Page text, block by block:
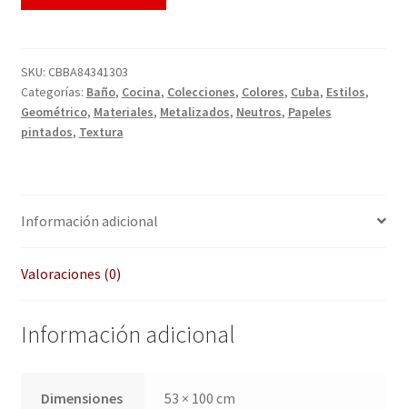
Términos de uso
Tienda
SKU: CBBA84341303
Categorías: Baño, Cocina, Colecciones, Colores, Cuba, Estilos,
Geométrico, Materiales, Metalizados, Neutros, Papeles
pintados, Textura
Información adicional
Valoraciones (0)
Información adicional
Dimensiones 53 × 100 cm